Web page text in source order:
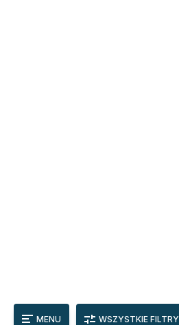
MENU WSZYSTKIE FILTRY